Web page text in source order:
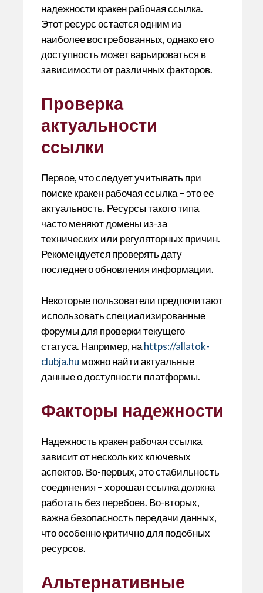
надежности кракен рабочая ссылка.
Этот ресурс остается одним из
наиболее востребованных, однако его
доступность может варьироваться в
зависимости от различных факторов.
Проверка
актуальности
ссылки
Первое, что следует учитывать при
поиске кракен рабочая ссылка – это ее
актуальность. Ресурсы такого типа
часто меняют домены из-за
технических или регуляторных причин.
Рекомендуется проверять дату
последнего обновления информации.
Некоторые пользователи предпочитают
использовать специализированные
форумы для проверки текущего
статуса. Например, наhttps://allatok-
clubja.hu можно найти актуальные
данные о доступности платформы.
Факторы надежности
Надежность кракен рабочая ссылка
зависит от нескольких ключевых
аспектов. Во-первых, это стабильность
соединения – хорошая ссылка должна
работать без перебоев. Во-вторых,
важна безопасность передачи данных,
что особенно критично для подобных
ресурсов.
Альтернативные